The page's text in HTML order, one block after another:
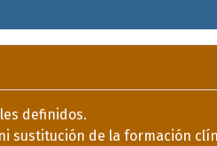
definidos.
sustitución de la formación